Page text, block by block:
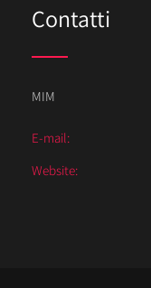
Contatti
MIM
E-mail:
Website: